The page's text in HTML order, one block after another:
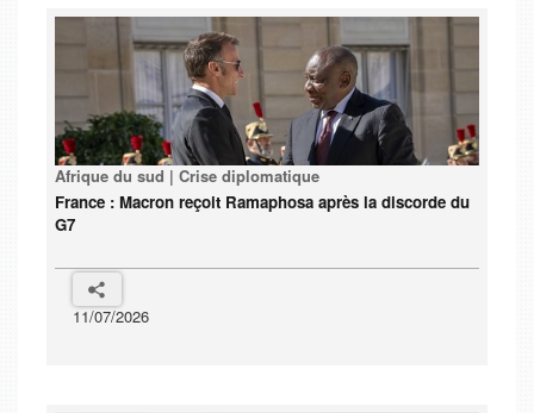
Afrique du sud | Crise diplomatique
France : Macron reçoit Ramaphosa après la discorde du
G7
11/07/2026